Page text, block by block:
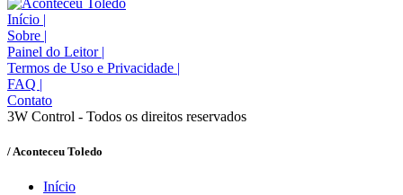
Início |
Sobre |
Painel do Leitor |
Termos de Uso e Privacidade |
FAQ |
Contato
3W Control - Todos os direitos reservados
/ Aconteceu Toledo
Início